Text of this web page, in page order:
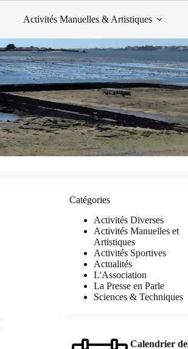
Activités Manuelles & Artistiques
Catégories
Activités Diverses
Activités Manuelles et
Artistiques
Activités Sportives
Actualités
L'Association
La Presse en Parle
Sciences & Techniques
Calendrier